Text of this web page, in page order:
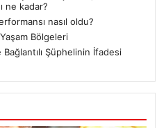
ne kadar?
nasıl oldu?
Bölgeleri
Şüphelinin İfadesi